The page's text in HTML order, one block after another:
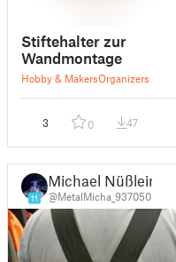
Stiftehalter zur
Wandmontage
Hobby & MakersOrganizers
3 0 47
11
Michael Nüßlein
@MetalMicha_937050